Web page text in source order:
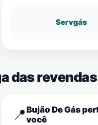
Servgás
das
📍Bujão De Gás
você